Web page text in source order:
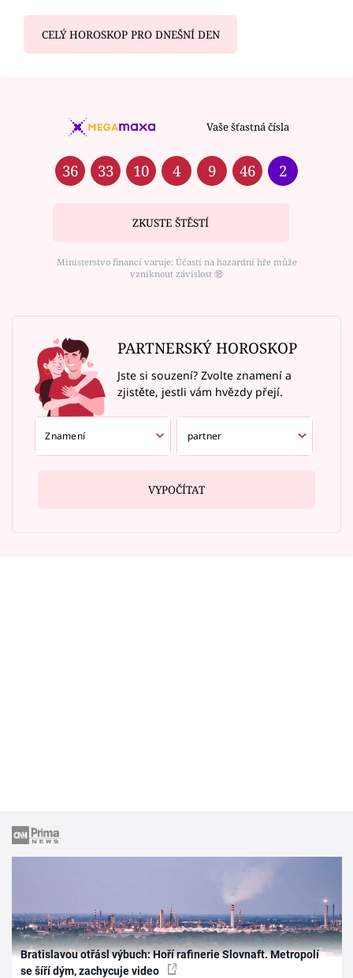
CELÝ HOROSKOP PRO DNEŠNÍ DEN
Vaše šťastná čísla
36 33 10 4 9 46 2
ZKUSTE ŠTĚSTÍ
Ministerstvo financí varuje: Účastí na hazardní hře může
vzniknout závislost ⑱
PARTNERSKÝ HOROSKOP
Jste si souzení? Zvolte znamení a
zjistěte, jestli vám hvězdy přejí.
VYPOČÍTAT
Bratislavou otřásl výbuch: Hoří rafinerie Slovnaft. Metropolí
se šíří dým, zachycuje video